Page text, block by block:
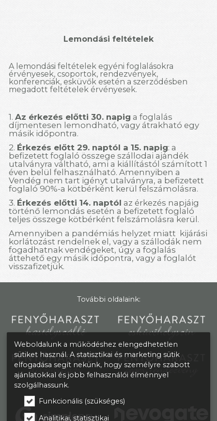
Lemondási feltételek
A lemondási feltételek egyéni foglalásokra
érvényesek, csoportok, rendezvények,
konferenciák, esküvők esetén a szerződésben
megadott feltételek érvényesek.
1. Az érkezés előtti 30. napig a foglalás
díjmentesen lemondható, vagy átrakható egy
másik időpontra.
2. Érkezés előtt 29. naptól a 15. napig: a
befizetett foglaló összege szállodai ajándék
utalványra váltható, ami a kiállítástól számított 1
éven belül felhasználható. Amennyiben a
Vendég nem tart igényt utalványra, a befizetett
foglaló 90%-a kötbérként kerül felszámolásra.
3. Érkezés előtti 14. naptól az érkezés napjáig
történő lemondás esetén a befizetett foglaló
teljes összege kötbérként felszámolásra kerül.
Amennyiben a pandémiás helyzet miatt kijárási
korlátozást rendelnek el, vagy a szállodák nem
fogadhatnak vendégeket, úgy a foglalás
áttehető egy másik időpontra, vagy a foglalót
visszafizetjük.
További oldalaink:
Weboldalunk a működéshez elengedhetetlen
sütiket használ. A statisztikai és marketing sütik
elfogadása segít nekünk, hogy személyre szabott
ajánlatokkal és jobb felhasználói élménnyel
szolgálhassunk.
Funkcionális (szükséges)
Analitikai, statisztikai